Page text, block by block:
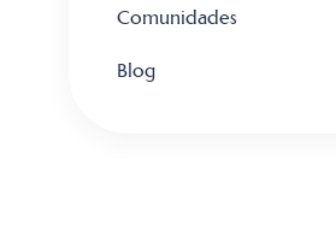
Comunidades
Blog